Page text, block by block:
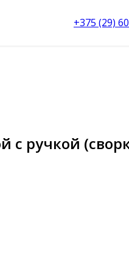
+375 (29)
с ручкой